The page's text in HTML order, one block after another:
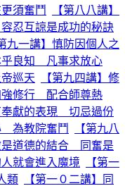
須奮鬥
【第八八講】
容忍互諒是成功的秘訣
九一講】慎防因個人之
乎良知 凡事求放心
巡天
【第九四講】修
強修行 配合師尊熱
奉獻的表現 切忌過份
為教院奮鬥
【第九八
是道德的結合 同奮是
就會進入魔境
【第一
類
【第一０二講】同